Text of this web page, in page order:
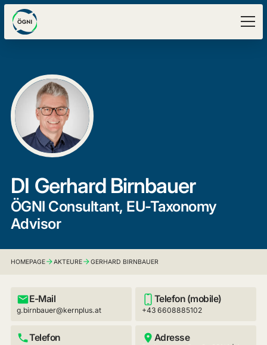
DI Gerhard Birnbauer
ÖGNI Consultant, EU-Taxonomy
Advisor
HOMEPAGE AKTEURE GERHARD BIRNBAUER
E-Mail
g.birnbauer@kernplus.at
Telefon (mobile)
+43 6608885102
Telefon Adresse